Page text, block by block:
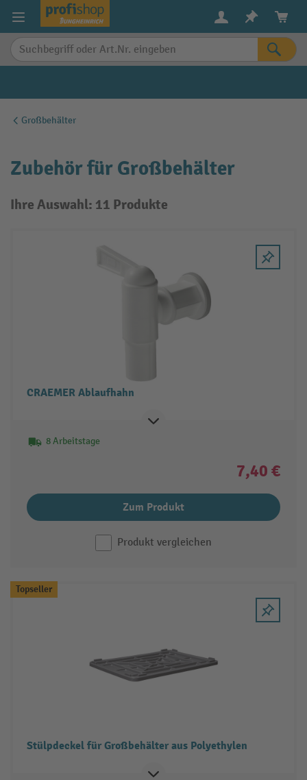
springen
Großbehälter
Zubehör für Großbehälter
Ihre Auswahl: 11 Produkte
CRAEMER Ablaufhahn
8 Arbeitstage
7,40 €
Zum Produkt
Produkt vergleichen
Topseller
Stülpdeckel für Großbehälter aus Polyethylen